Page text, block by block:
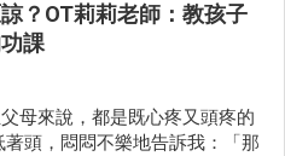
？OT莉莉老師：教孩子
課
母來說，都是既心疼又頭疼的
頭，悶悶不樂地告訴我：「那